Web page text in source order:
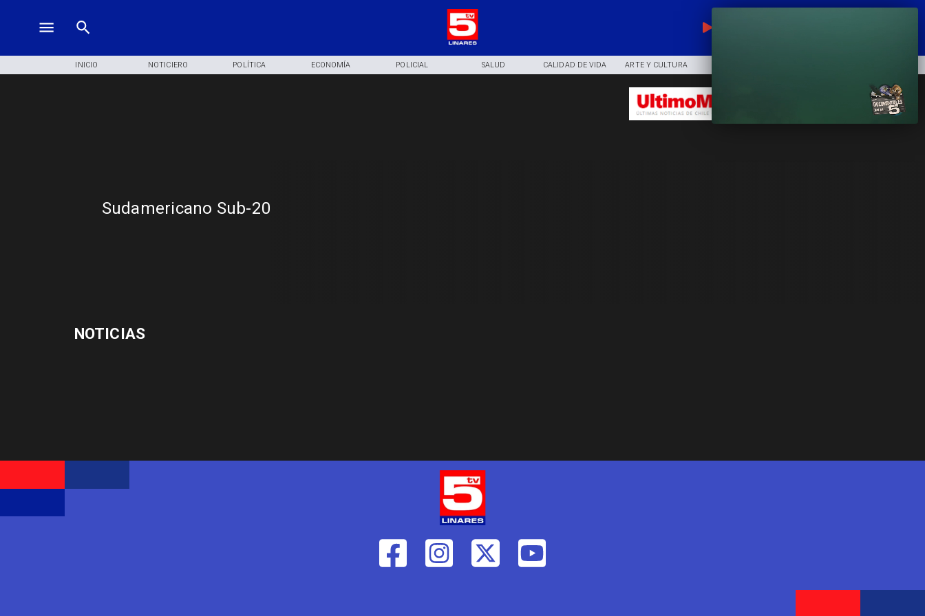
INICIO NOTICIERO POLÍTICA ECONOMÍA POLICIAL SALUD CALIDAD DE VIDA ARTE Y CULTURA
Sudamericano Sub-20
NOTICIAS